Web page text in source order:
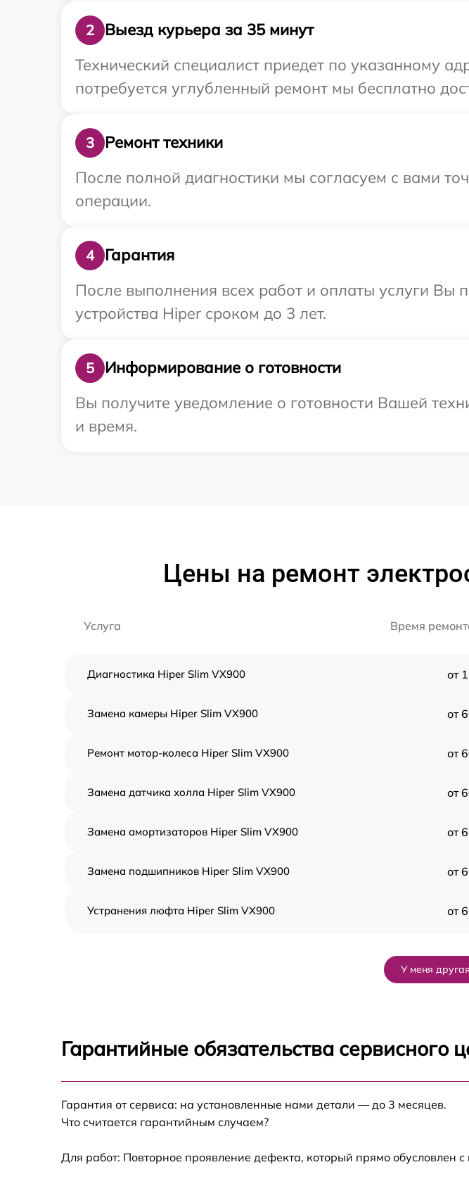
2
Выезд курьера за 35 минут
Технический специалист приедет по указанному
потребуется углубленный ремонт мы бесплатно
3
Ремонт техники
После полной диагностики мы согласуем с вами
операции.
4
Гарантия
После выполнения всех работ и оплаты услуги Вы
устройства Hiper сроком до 3 лет.
5
Информирование о готовности
Вы получите уведомление о готовности Вашей
и время.
Цены на ремонт
Услуга Время
Диагностика Hiper Slim VX900 от
Замена камеры Hiper Slim VX900 от
Ремонт мотор-колеса Hiper Slim VX900 от
Замена датчика холла Hiper Slim VX900 от
Замена амортизаторов Hiper Slim VX900 от
Замена подшипников Hiper Slim VX900 от
Устранения люфта Hiper Slim VX900 от
Замена корпуса Hiper Slim VX900
Hiper Slim VX900
У меня
Гарантийные обязательства сервисного
Гарантия от сервиса: на установленные нами детали — до 3 месяцев.
Что считается гарантийным случаем?
Для работ: Повторное проявление дефекта, который прямо